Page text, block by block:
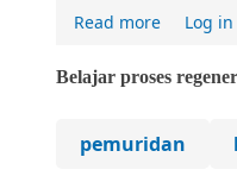
Read more Log in
Belajar proses
pemuridan